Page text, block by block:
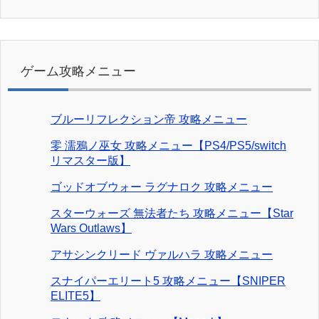
ゲーム攻略メニュー
ブルーリフレクション帝 攻略メニュー
零 濡鴉ノ巫女 攻略メニュー【PS4/PS5/switch
リマスター版】
ゴッドオブウォー ラグナロク 攻略メニュー
スターウォーズ 無法者たち 攻略メニュー【Star
Wars Outlaws】
アサシンクリード ヴァルハラ 攻略メニュー
スナイパーエリート5 攻略メニュー【SNIPER
ELITE5】